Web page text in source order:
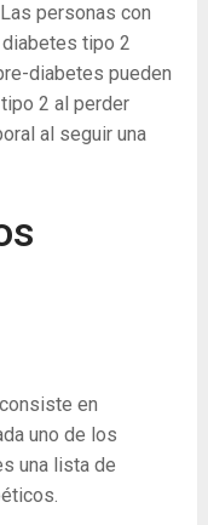
personas con
tipo 2
diabetes pueden
2 al perder
al seguir una
en
uno de los
una lista de